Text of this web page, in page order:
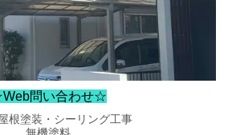
問い合わせ☆
根塗装・シーリング工事